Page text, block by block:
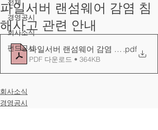
전체
경영공시
회사소식
펀드공시
파일서버 랜섬웨어 감염 침
해사고 관련 안내
파일서버 랜섬웨어 감염 침해사고 관
.pdf
PDF 다운로드 • 364KB
회사소식
경영공시